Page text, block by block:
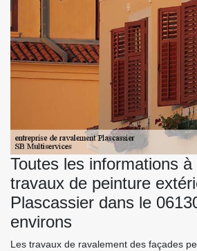
Toutes les informations
travaux de peinture
Plascassier dans le
environs
Les travaux de ravalement des façades